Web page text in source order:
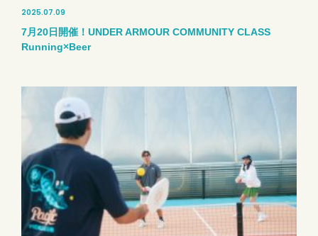
2025.07.09
7月20日開催！UNDER ARMOUR COMMUNITY CLASS
Running×Beer